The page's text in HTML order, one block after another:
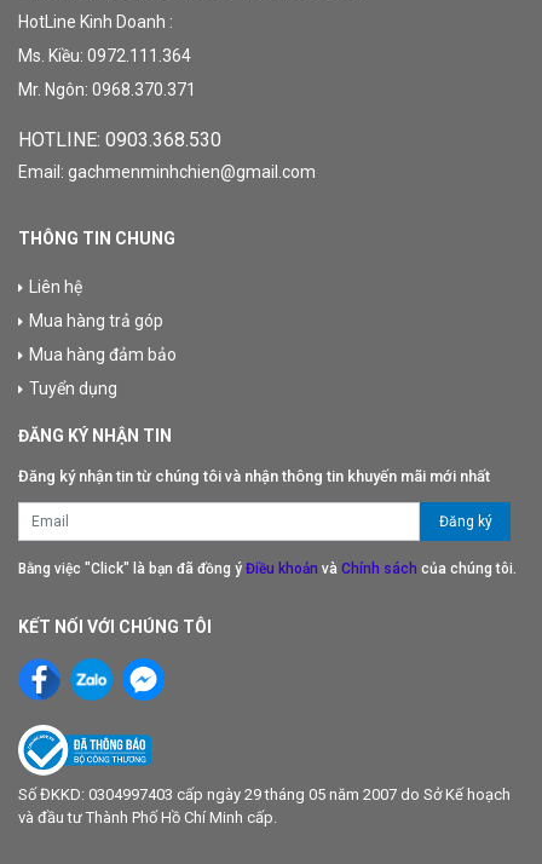
HotLine Kinh Doanh :
Ms. Kiều: 0972.111.364
Mr. Ngôn: 0968.370.371
HOTLINE: 0903.368.530
Email: gachmenminhchien@gmail.com
THÔNG TIN CHUNG
Liên hệ
Mua hàng trả góp
Mua hàng đảm bảo
Tuyển dụng
ĐĂNG KÝ NHẬN TIN
Đăng ký nhận tin từ chúng tôi và nhận thông tin khuyến mãi mới nhất
Bằng việc "Click" là bạn đã đồng ý Điều khoản và Chính sách của chúng tôi.
KẾT NỐI VỚI CHÚNG TÔI
Số ĐKKD: 0304997403 cấp ngày 29 tháng 05 năm 2007 do Sở Kế hoạch
và đầu tư Thành Phố Hồ Chí Minh cấp.